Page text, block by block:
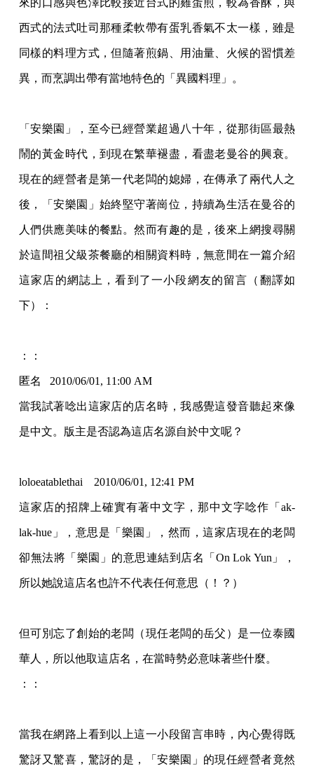
來的口感與色澤比較接近台式的雞蛋煎，較為香酥，與
西式的法式吐司那種柔軟帶有蛋乳香氣不太一樣，雖是
同樣的料理方式，但隨著煎鍋、用油量、火候的習慣差
異，而烹調出帶有當地特色的「異國料理」。
「安樂園」，至今已經營業超過八十年，從那街區最熱
鬧的黃金時代，到現在繁華褪盡，看盡老曼谷的興衰。
現在的經營者是第一代老闆的媳婦，在傳承了兩代人之
後，「安樂園」始終堅守著崗位，持續為生活在曼谷的
人們供應美味的餐點。然而有趣的是，後來上網搜尋關
於這間祖父級茶餐廳的相關資料時，無意間在一篇介紹
這家店的網誌上，看到了一小段網友的留言（翻譯如
下）：
：：
匿名 2010/06/01, 11:00 AM
當我試著唸出這家店的店名時，我感覺這發音聽起來像
是中文。版主是否認為這店名源自於中文呢？
loloeatablethai 2010/06/01, 12:41 PM
這家店的招牌上確實有著中文字，那中文字唸作「ak-
lak-hue」，意思是「樂園」，然而，這家店現在的老闆
卻無法將「樂園」的意思連結到店名「On Lok Yun」，
所以她說這店名也許不代表任何意思（！？）
但可別忘了創始的老闆（現任老闆的岳父）是一位泰國
華人，所以他取這店名，在當時勢必意味著些什麼。
：：
當我在網路上看到以上這一小段留言串時，內心覺得既
驚訝又驚喜，驚訝的是，「安樂園」的現任經營者竟然